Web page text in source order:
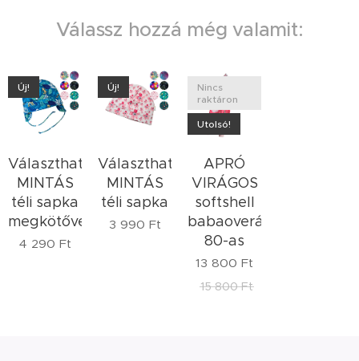
Válassz hozzá még valamit:
Választható
MINTÁS
téli sapka
megkötővel
Új!
4 290 Ft
Választható
MINTÁS
téli sapka
Új!
3 990 Ft
APRÓ
VIRÁGOS
softshell
babaoverál
80-as
Nincs
raktáron
Utolsó!
13 800 Ft
15 800Ft